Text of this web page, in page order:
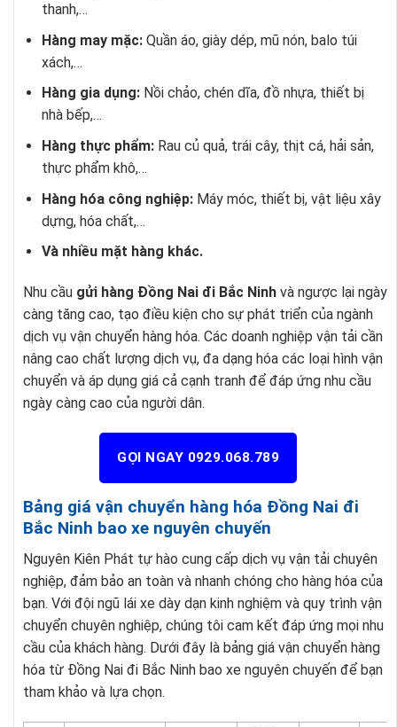
thanh,…
Hàng may mặc:Quần áo, giày dép, mũ nón, balo túi
xách,…
Hàng gia dụng:Nồi chảo, chén dĩa, đồ nhựa, thiết bị
nhà bếp,…
Hàng thực phẩm:Rau củ quả, trái cây, thịt cá, hải sản,
thực phẩm khô,…
Hàng hóa công nghiệp:Máy móc, thiết bị, vật liệu xây
dựng, hóa chất,…
Và nhiều mặt hàng khác.
Nhu cầu gửi hàng Đồng Nai đi Bắc Ninh và ngược lại ngày
càng tăng cao, tạo điều kiện cho sự phát triển của ngành
dịch vụ vận chuyển hàng hóa. Các doanh nghiệp vận tải cần
nâng cao chất lượng dịch vụ, đa dạng hóa các loại hình vận
chuyển và áp dụng giá cả cạnh tranh để đáp ứng nhu cầu
ngày càng cao của người dân.
GỌI NGAY 0929.068.789
Bảng giá vận chuyển hàng hóa Đồng Nai đi
Bắc Ninh bao xe nguyên chuyến
Nguyên Kiên Phát tự hào cung cấp dịch vụ vận tải chuyên
nghiệp, đảm bảo an toàn và nhanh chóng cho hàng hóa của
bạn. Với đội ngũ lái xe dày dạn kinh nghiệm và quy trình vận
chuyển chuyên nghiệp, chúng tôi cam kết đáp ứng mọi nhu
cầu của khách hàng. Dưới đây là bảng giá vận chuyển hàng
hóa từ Đồng Nai đi Bắc Ninh bao xe nguyên chuyến để bạn
tham khảo và lựa chọn.